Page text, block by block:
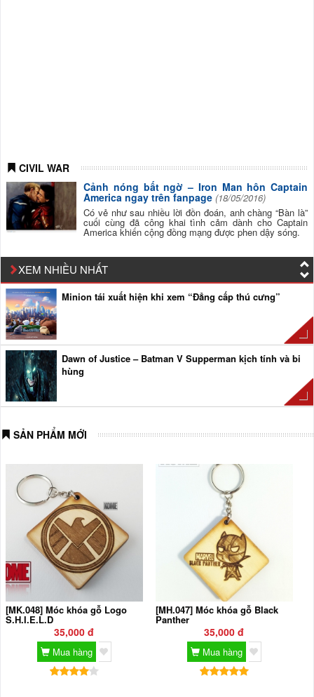
CIVIL WAR
Cảnh nóng bất ngờ – Iron Man hôn Captain
America ngay trên fanpage (18/05/2016)
Có vẻ như sau nhiều lời đồn đoán, anh chàng “Bàn là”
cuối cùng đã công khai tình cảm dành cho Captain
America khiến cộng đồng mạng được phen dậy sóng.
XEM NHIỀU NHẤT
Minion tái xuất hiện khi xem “Đẳng cấp thú cưng”
Dawn of Justice – Batman V Supperman kịch tính và bi
hùng
Bật mí sức nặng của cây Búa Thor
SẢN PHẨM MỚI
[MK.048] Móc khóa gỗ Logo
S.H.I.E.L.D
35,000 đ
Mua hàng
[MH.047] Móc khóa gỗ Black
Panther
35,000 đ
Mua hàng